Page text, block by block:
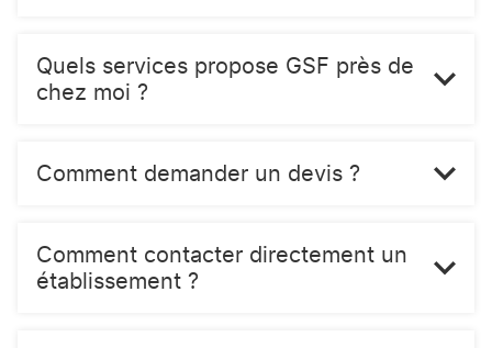
Quels services propose GSF près de
chez moi ?
Comment demander un devis ?
Comment contacter directement un
établissement ?